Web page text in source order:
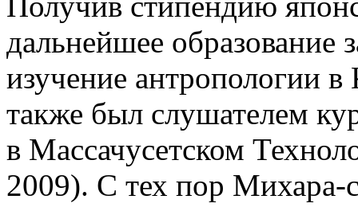
дальнейшее
изучение антропологии
также был слушателем
в Массачусетском
2009). С тех пор Михара-